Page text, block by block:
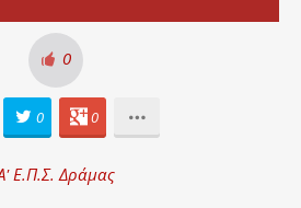
0
0 0
Ε.Π.Σ. Δράμας